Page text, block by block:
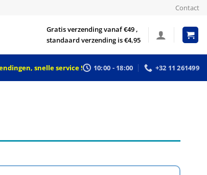
Contact
Gratis verzending vanaf €49 ,
standaard verzending is €4,95
snelle service ! 10:00 - 18:00 +32 11 261499